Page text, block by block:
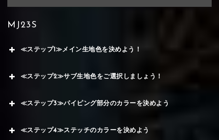
MJ23S
≪ステップ1≫メイン生地色を決めよう！
≪ステップ2≫サブ生地色をご選択しましょう！
≪ステップ3≫パイピング部分のカラーを決めよう
≪ステップ4≫ステッチのカラーを決めよう